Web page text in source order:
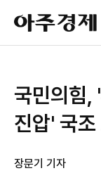
아
주
경
국민의힘,
진압' 국
장문기 기자